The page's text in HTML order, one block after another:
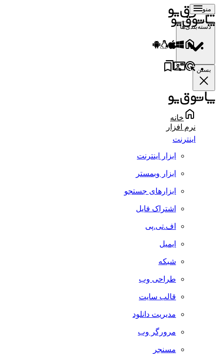
منو
دسته‌بندی‌ها
بستن
خانه
نرم افزار
اینترنت
ابزار اینترنت
ابزار وبمستر
ابزارهای جستجو
اشتراک فایل
اف.تی.پی
ایمیل
شبکه
طراحی وب
قالب سایت
مدیریت دانلود
مرورگر وب
مسنجر